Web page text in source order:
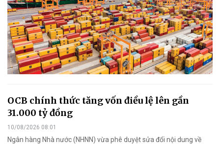
OCB chính thức tăng vốn điều lệ lên gần
31.000 tỷ đồng
10/08/2026 08:01
Ngân hàng Nhà nước (NHNN) vừa phê duyệt sửa đổi nội dung về